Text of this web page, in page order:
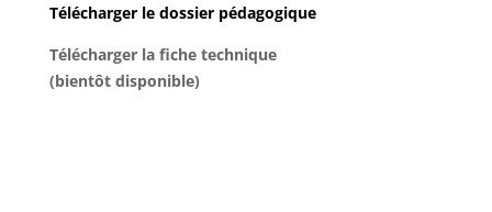
Télécharger le dossier pédagogique
Télécharger la fiche technique
(bientôt disponible)